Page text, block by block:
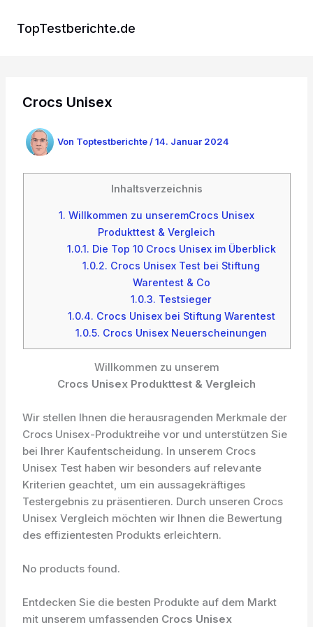
InhaltTopTestberichte.de
Crocs Unisex
Von Toptestberichte /14. Januar 2024
Inhaltsverzeichnis
1. Willkommen zu unseremCrocs Unisex
Produkttest & Vergleich
1.0.1. Die Top 10 Crocs Unisex im Überblick
1.0.2. Crocs Unisex Test bei Stiftung
Warentest & Co
1.0.3. Testsieger
1.0.4. Crocs Unisex bei Stiftung Warentest
1.0.5. Crocs Unisex Neuerscheinungen
Willkommen zu unserem
Crocs Unisex Produkttest & Vergleich
Wir stellen Ihnen die herausragenden Merkmale der
Crocs Unisex-Produktreihe vor und unterstützen Sie
bei Ihrer Kaufentscheidung. In unserem Crocs
Unisex Test haben wir besonders auf relevante
Kriterien geachtet, um ein aussagekräftiges
Testergebnis zu präsentieren. Durch unseren Crocs
Unisex Vergleich möchten wir Ihnen die Bewertung
des effizientesten Produkts erleichtern.
No products found.
Entdecken Sie die besten Produkte auf dem Markt
mit unserem umfassenden Crocs Unisex